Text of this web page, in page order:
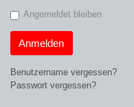
Angemeldet bleiben
Anmelden
Benutzername vergessen?
Passwort vergessen?